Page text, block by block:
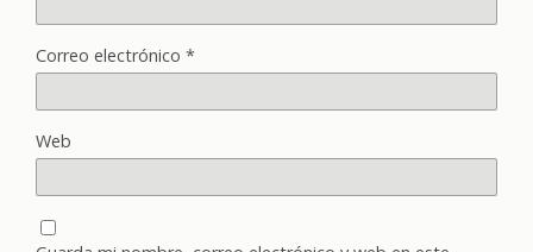
Correo electrónico *
Web